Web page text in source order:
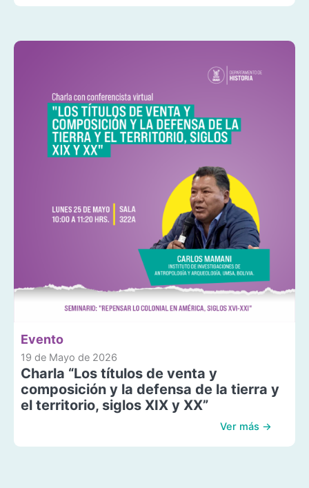
Evento
19 de Mayo de 2026
Charla “Los títulos de venta y
composición y la defensa de la tierra y
el territorio, siglos XIX y XX”
Ver más →